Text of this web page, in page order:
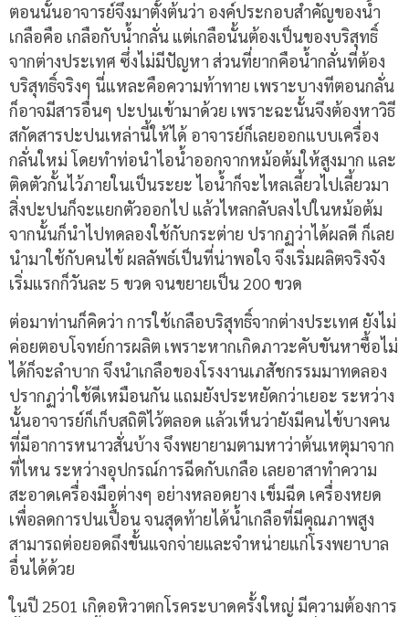
ตอนนั้นอาจารย์จึงมาตั้งต้นว่า องค์ประกอบสำคัญของน้ำ
เกลือคือ เกลือกับน้ำกลั่น แต่เกลือนั้นต้องเป็นของบริสุทธิ์
จากต่างประเทศ ซึ่งไม่มีปัญหา ส่วนที่ยากคือน้ำกลั่นที่ต้อง
บริสุทธิ์จริงๆ นี่แหละคือความท้าทาย เพราะบางทีตอนกลั่น
ก็อาจมีสารอื่นๆ ปะปนเข้ามาด้วย เพราะฉะนั้นจึงต้องหาวิธี
สกัดสารปะปนเหล่านี้ให้ได้ อาจารย์ก็เลยออกแบบเครื่อง
กลั่นใหม่ โดยทำท่อนำไอน้ำออกจากหม้อต้มให้สูงมาก และ
ติดตัวกั้นไว้ภายในเป็นระยะ ไอน้ำก็จะไหลเลี้ยวไปเลี้ยวมา
สิ่งปะปนก็จะแยกตัวออกไป แล้วไหลกลับลงไปในหม้อต้ม
จากนั้นก็นำไปทดลองใช้กับกระต่าย ปรากฏว่าได้ผลดี ก็เลย
นำมาใช้กับคนไข้ ผลลัพธ์เป็นที่น่าพอใจ จึงเริ่มผลิตจริงจัง
เริ่มแรกก็วันละ 5 ขวด จนขยายเป็น 200 ขวด
ต่อมาท่านก็คิดว่า การใช้เกลือบริสุทธิ์จากต่างประเทศ ยังไม่
ค่อยตอบโจทย์การผลิต เพราะหากเกิดภาวะคับขันหาซื้อไม่
ได้ก็จะลำบาก จึงนำเกลือของโรงงานเภสัชกรรมมาทดลอง
ปรากฏว่าใช้ดีเหมือนกัน แถมยังประหยัดกว่าเยอะ ระหว่าง
นั้นอาจารย์ก็เก็บสถิติไว้ตลอด แล้วเห็นว่ายังมีคนไข้บางคน
ที่มีอาการหนาวสั่นบ้าง จึงพยายามตามหาว่าต้นเหตุมาจาก
ที่ไหน ระหว่างอุปกรณ์การฉีดกับเกลือ เลยอาสาทำความ
สะอาดเครื่องมือต่างๆ อย่างหลอดยาง เข็มฉีด เครื่องหยด
เพื่อลดการปนเปื้อน จนสุดท้ายได้น้ำเกลือที่มีคุณภาพสูง
สามารถต่อยอดถึงขั้นแจกจ่ายและจำหน่ายแก่โรงพยาบาล
อื่นได้ด้วย
ในปี 2501 เกิดอหิวาตกโรคระบาดครั้งใหญ่ มีความต้องการ